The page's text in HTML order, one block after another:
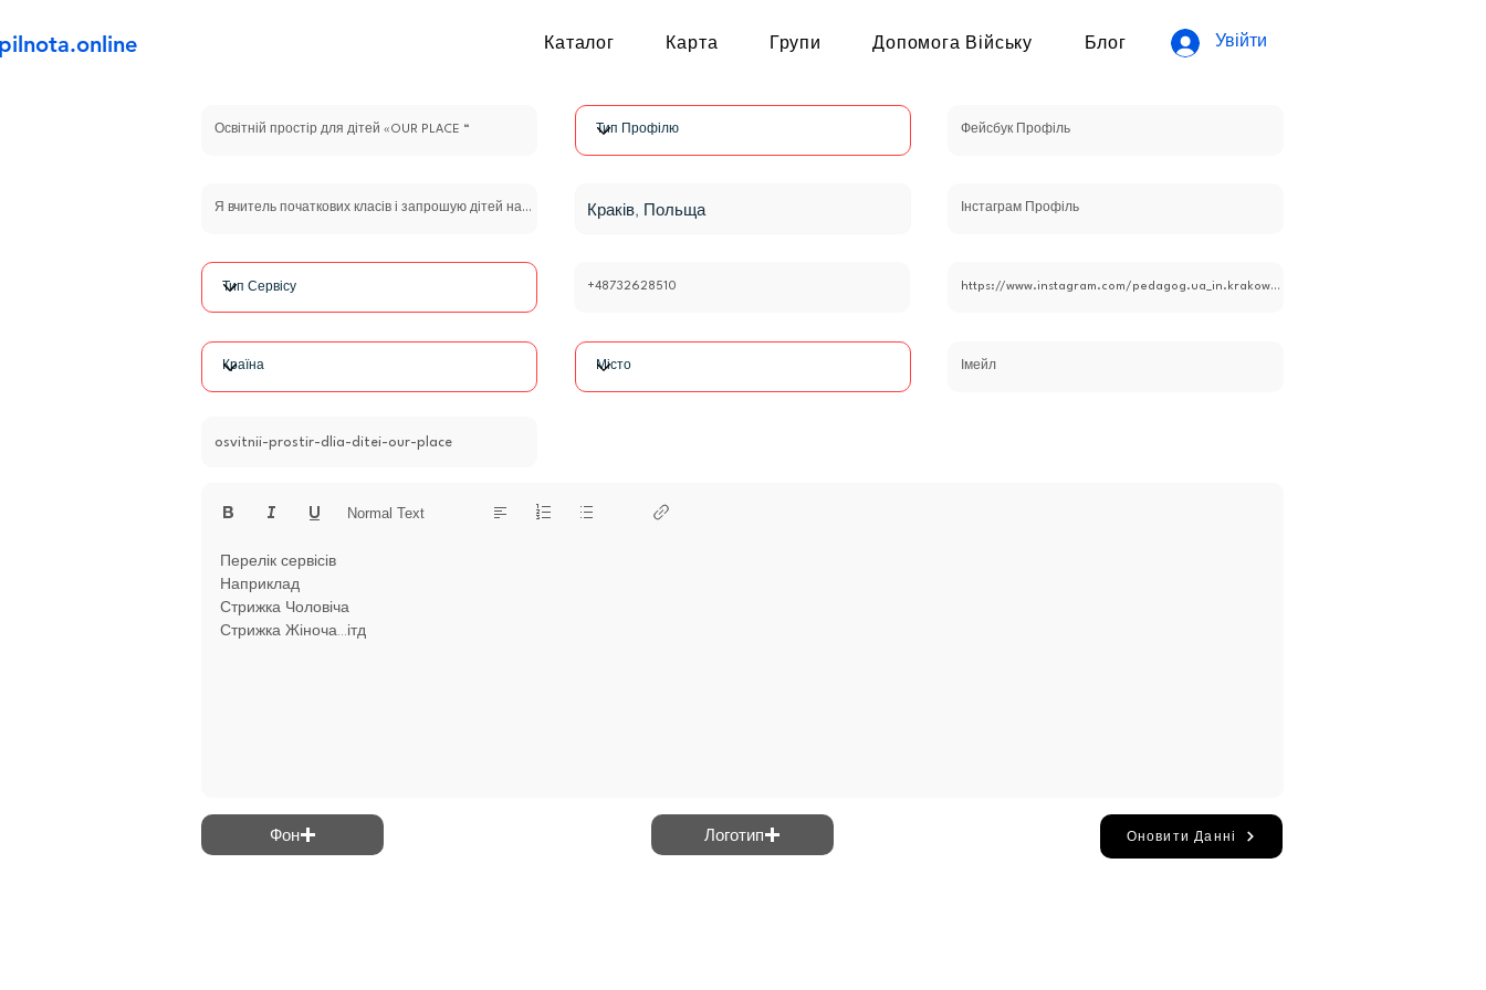
Каталог Карта Групи Допомога Війську Блог Увійти
Перелік сервісів
Наприклад
Стрижка Чоловіча
Стрижка Жіноча...ітд
Normal Text
Фон Логотип Оновити Данні